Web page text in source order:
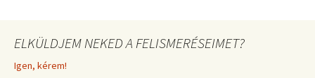
ELKÜLDJEM NEKED A FELISMERÉSEIMET?
Igen, kérem!